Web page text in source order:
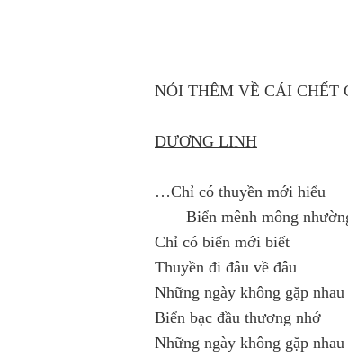
NÓI THÊM VỀ CÁI CHẾT
DƯƠNG LINH
…Chỉ có thuyền mới hiểu
Biển mênh mông
Chỉ có biển mới biết
Thuyền đi đâu về đâu
Những ngày không gặp nhau
Biển bạc đầu thương nhớ
Những ngày không gặp nhau